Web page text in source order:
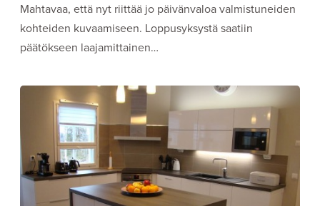
Mahtavaa, että nyt riittää jo päivänvaloa valmistuneiden
kohteiden kuvaamiseen. Loppusyksystä saatiin
päätökseen laajamittainen…